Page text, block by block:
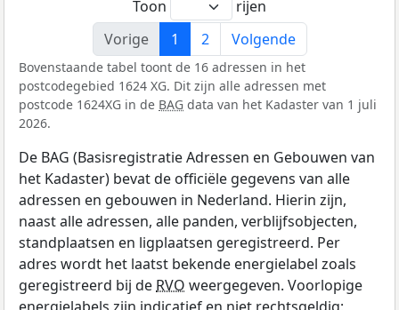
Toon
rijen
Vorige
1 2 Volgende
Bovenstaande tabel toont de 16 adressen in het
postcodegebied 1624 XG. Dit zijn alle adressen met
postcode 1624XG in de BAG data van het Kadaster van 1 juli
2026.
De BAG (Basisregistratie Adressen en Gebouwen van
het Kadaster) bevat de officiële gegevens van alle
adressen en gebouwen in Nederland. Hierin zijn,
naast alle adressen, alle panden, verblijfsobjecten,
standplaatsen en ligplaatsen geregistreerd. Per
adres wordt het laatst bekende energielabel zoals
geregistreerd bij de RVO weergegeven. Voorlopige